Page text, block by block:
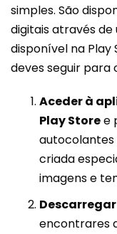
simples. São
digitais através
disponível na Play
deves seguir para
Aceder à
Play Storee
autocolantes
criada
imagens e
encontrares